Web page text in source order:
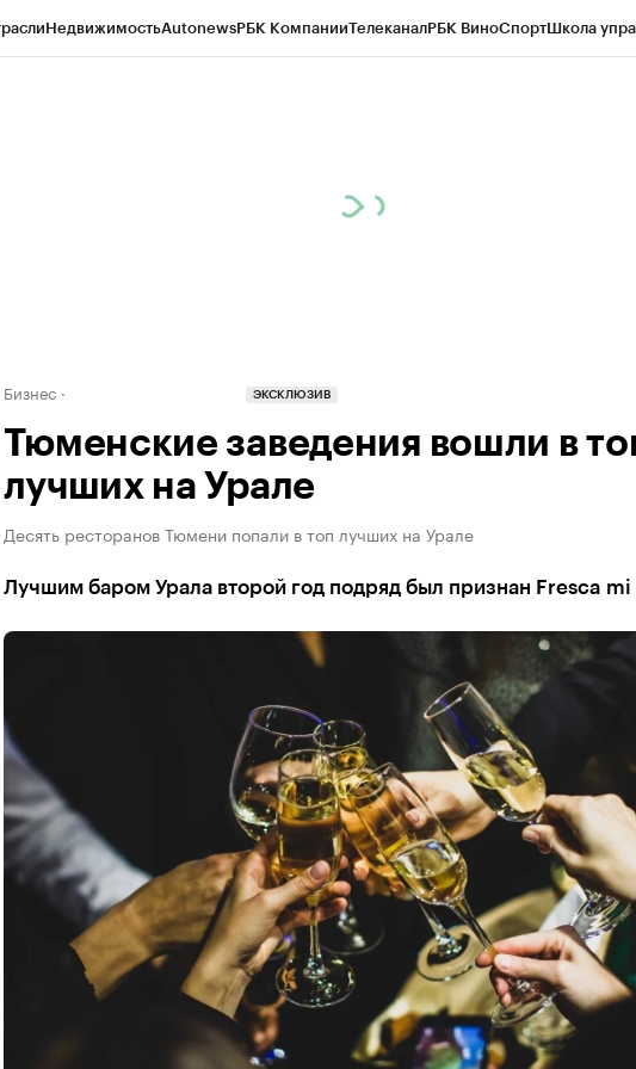
НедвижимостьAutonewsРБК КомпанииТелеканалРБК ВиноСпортШкола
Бизнес ЭКСКЛЮЗИВ
Тюменские заведения вошли в
лучших на Урале
Десять ресторанов Тюмени попали в топ лучших на Урале
Лучшим баром Урала второй год подряд был признан Fresca